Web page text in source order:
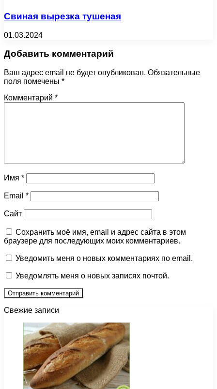
Свиная вырезка тушеная
01.03.2024
Добавить комментарий
Ваш адрес email не будет опубликован. Обязательные
поля помечены *
Комментарий *
Имя *
Email *
Сайт
Сохранить моё имя, email и адрес сайта в этом
браузере для последующих моих комментариев.
Уведомить меня о новых комментариях по email.
Уведомлять меня о новых записях почтой.
Свежие записи